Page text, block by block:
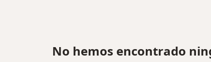
No hemos encontrado